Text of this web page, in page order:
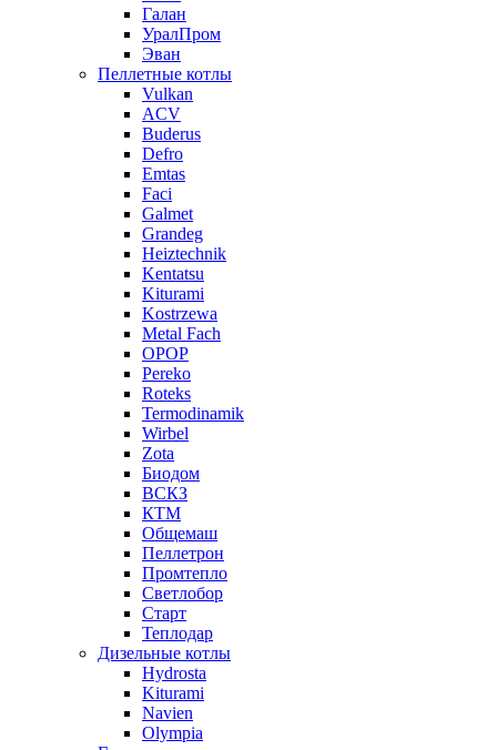
Галан
УралПром
Эван
Пеллетные котлы
Vulkan
ACV
Buderus
Defro
Emtas
Faci
Galmet
Grandeg
Heiztechnik
Kentatsu
Kiturami
Kostrzewa
Metal Fach
OPOP
Pereko
Roteks
Termodinamik
Wirbel
Zota
Биодом
ВСКЗ
КТМ
Общемаш
Пеллетрон
Промтепло
Светлобор
Старт
Теплодар
Дизельные котлы
Hydrosta
Kiturami
Navien
Olympia